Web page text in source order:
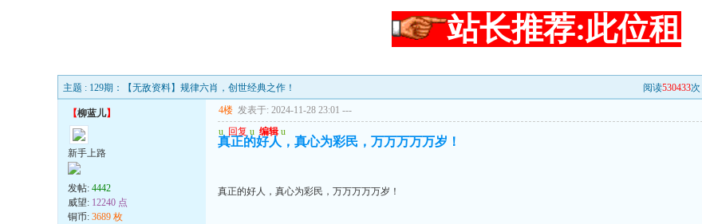
站长推荐:此位租
主题 : 129期：【无敌资料】规律六肖，创世经典之作！ 阅读530433次 |
【柳蓝儿】
新手上路
发帖: 4442
威望: 12240 点
铜币: 3689 枚
4楼 发表于: 2024-11-28 23:01 ---
u 回复 u 编辑 u
真正的好人，真心为彩民，万万万万万岁！
真正的好人，真心为彩民，万万万万万岁！